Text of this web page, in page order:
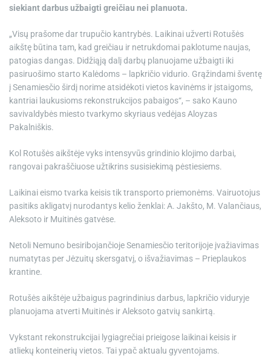
siekiant darbus užbaigti greičiau nei planuota.
„Visų prašome dar trupučio kantrybės. Laikinai užverti Rotušės
aikštę būtina tam, kad greičiau ir netrukdomai paklotume naujas,
patogias dangas. Didžiąją dalį darbų planuojame užbaigti iki
pasiruošimo starto Kalėdoms – lapkričio vidurio. Grąžindami šventę
į Senamiesčio širdį norime atsidėkoti vietos kavinėms ir įstaigoms,
kantriai laukusioms rekonstrukcijos pabaigos“, – sako Kauno
savivaldybės miesto tvarkymo skyriaus vedėjas Aloyzas
Pakalniškis.
Kol Rotušės aikštėje vyks intensyvūs grindinio klojimo darbai,
rangovai pakraščiuose užtikrins susisiekimą pėstiesiems.
Laikinai eismo tvarka keisis tik transporto priemonėms. Vairuotojus
pasitiks akligatvį nurodantys kelio ženklai: A. Jakšto, M. Valančiaus,
Aleksoto ir Muitinės gatvėse.
Netoli Nemuno besiribojančioje Senamiesčio teritorijoje įvažiavimas
numatytas per Jėzuitų skersgatvį, o išvažiavimas – Prieplaukos
krantine.
Rotušės aikštėje užbaigus pagrindinius darbus, lapkričio viduryje
planuojama atverti Muitinės ir Aleksoto gatvių sankirtą.
Vykstant rekonstrukcijai lygiagrečiai prieigose laikinai keisis ir
atliekų konteinerių vietos. Tai ypač aktualu gyventojams.